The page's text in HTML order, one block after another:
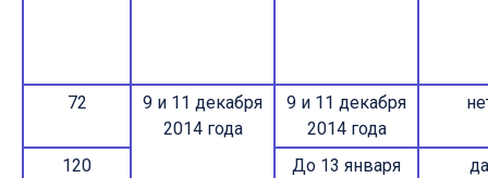
72
9 и 11 декабря
2014 года
9 и 11 декабря
2014 года
120
До 13 января
да